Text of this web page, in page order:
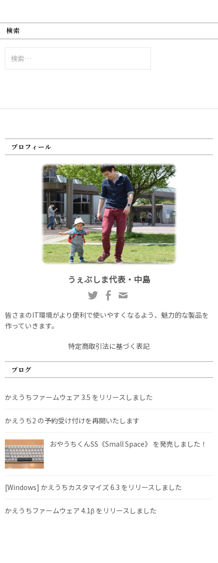
検索
索:
プロフィール
うぇぶしま代表・中島
皆さまのIT環境がより便利で使いやすくなるよう、魅力的な製品を
作っていきます。
特定商取引法に基づく表記
ブログ
かえうちファームウェア 3.5 をリリースしました
かえうち2 の予約受け付けを再開いたします
おやうちくんSS《Small Space》 を発売しました！
[Windows] かえうちカスタマイズ 6.3 をリリースしました
かえうちファームウェア 4.1β をリリースしました